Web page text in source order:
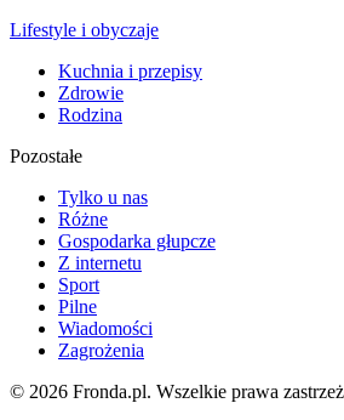
Lifestyle i obyczaje
Kuchnia i przepisy
Zdrowie
Rodzina
Pozostałe
Tylko u nas
Różne
Gospodarka głupcze
Z internetu
Sport
Pilne
Wiadomości
Zagrożenia
© 2026 Fronda.pl. Wszelkie prawa